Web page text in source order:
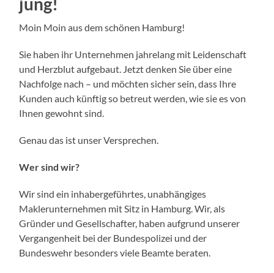
Moin Moin aus dem schönen Hamburg!
Sie haben ihr Unternehmen jahrelang mit Leidenschaft
und Herzblut aufgebaut. Jetzt denken Sie über eine
Nachfolge nach – und möchten sicher sein, dass Ihre
Kunden auch künftig so betreut werden, wie sie es von
Ihnen gewohnt sind.
Genau das ist unser Versprechen.
Wer sind wir?
Wir sind ein inhabergeführtes, unabhängiges
Maklerunternehmen mit Sitz in Hamburg. Wir, als
Gründer und Gesellschafter, haben aufgrund unserer
Vergangenheit bei der Bundespolizei und der
Bundeswehr besonders viele Beamte beraten.